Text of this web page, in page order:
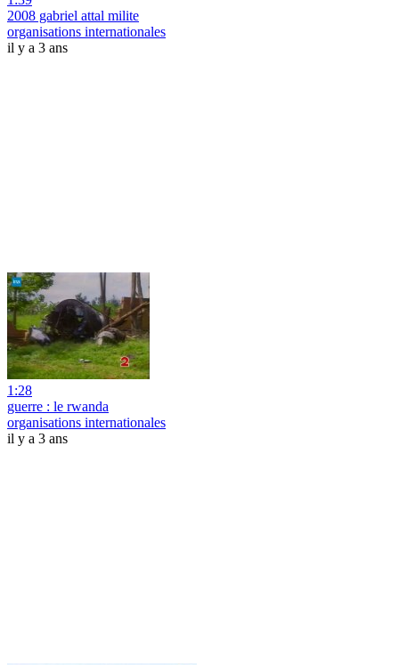
2008 gabriel attal milite
organisations internationales
il y a 3 ans
1:28
guerre : le rwanda
organisations internationales
il y a 3 ans